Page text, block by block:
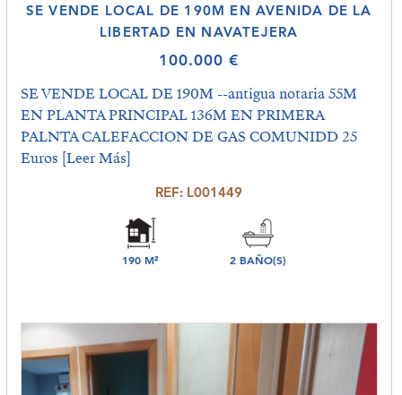
SE VENDE LOCAL DE 190M EN AVENIDA DE LA
LIBERTAD EN NAVATEJERA
100.000 €
SE VENDE LOCAL DE 190M --antigua notaria 55M
EN PLANTA PRINCIPAL 136M EN PRIMERA
PALNTA CALEFACCION DE GAS COMUNIDD 25
Euros [Leer Más]
REF: L001449
190 M² 2 BAÑO(S)